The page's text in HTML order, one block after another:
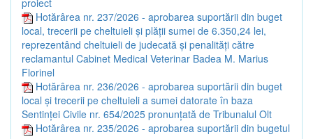
Hotărârea nr. 237/2026 - aprobarea suportării din buget
local, trecerii pe cheltuieli și plății sumei de 6.350,24 lei,
reprezentând cheltuieli de judecată și penalități către
reclamantul Cabinet Medical Veterinar Badea M. Marius
Florinel
Hotărârea nr. 236/2026 - aprobarea suportării din buget
local și trecerii pe cheltuieli a sumei datorate în baza
Sentinței Civile nr. 654/2025 pronunțată de Tribunalul Olt
Hotărârea nr. 235/2026 - aprobarea suportării din bugetul